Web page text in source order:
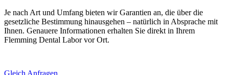
Je nach Art und Umfang bieten wir Garantien an, die über die
gesetzliche Bestimmung hinausgehen – natürlich in Absprache mit
Ihnen. Genauere Informationen erhalten Sie direkt in Ihrem
Flemming Dental Labor vor Ort.
Gleich Anfragen